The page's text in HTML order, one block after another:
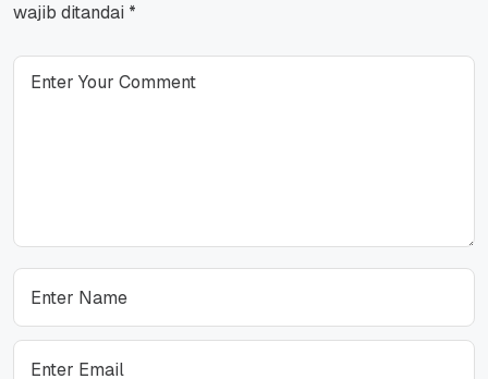
wajib ditandai *